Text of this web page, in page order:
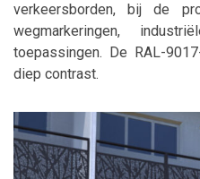
verkeersborden, bij de
wegmarkeringen,
toepassingen. De RAL-
diep contrast.